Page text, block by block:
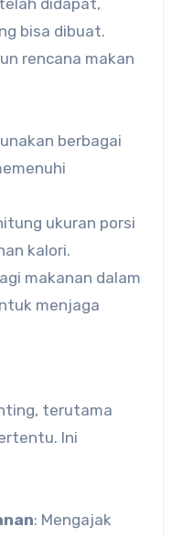
didapat,
bisa dibuat.
rencana makan
berbagai
ukuran porsi
kalori.
makanan dalam
menjaga
terutama
Ini
: Mengajak